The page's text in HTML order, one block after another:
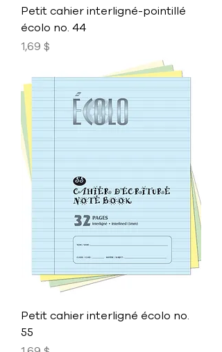
Petit cahier interligné-pointillé
écolo no. 44
Prix
1,69 $
Petit cahier interligné écolo no.
55